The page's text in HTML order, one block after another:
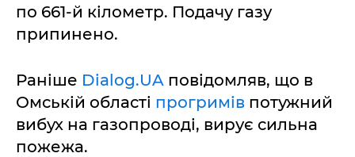
по 661-й кілометр. Подачу газу
припинено.
Раніше Dialog.UA повідомляв, що в
Омській області прогримів потужний
вибух на газопроводі, вирує сильна
пожежа.